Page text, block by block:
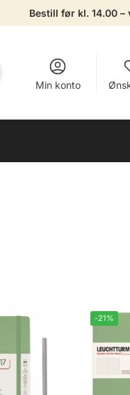
Bestill før kl. 14.00 –
Min konto
-21%